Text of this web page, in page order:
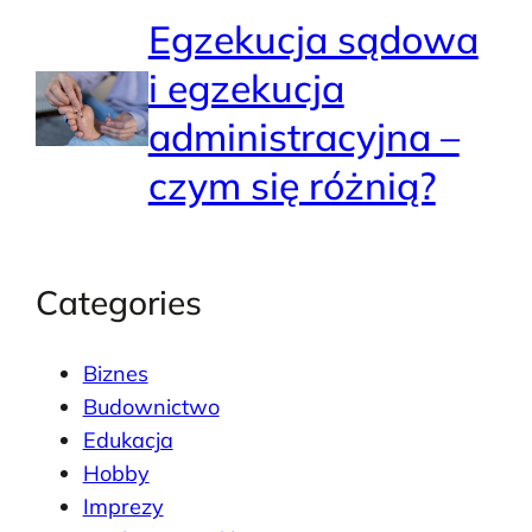
Egzekucja sądowa
i egzekucja
administracyjna –
czym się różnią?
Categories
Biznes
Budownictwo
Edukacja
Hobby
Imprezy